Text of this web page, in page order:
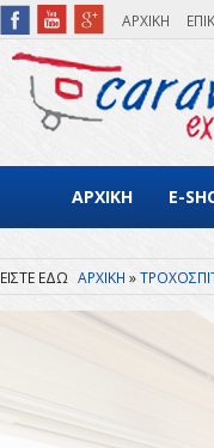
Παράκαμψη προς το κυρίως
ΑΡΧΙΚΗ
ΑΡΧΙΚΗ E-
Είστε εδώ
ΑΡΧΙΚΗ